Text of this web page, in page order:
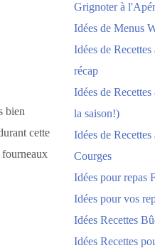
bien
cette
fourneaux
Grignoter à
Idées de Menus
Idées de
récap
Idées de
la saison!)
Idées de
Courges
Idées pour repas
Idées pour vos
Idées Recettes
Idées Recettes